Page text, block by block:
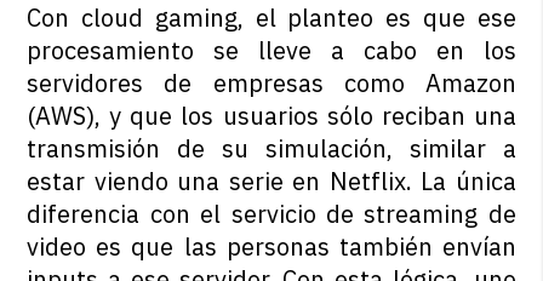
Con cloud gaming, el planteo es que ese
procesamiento se lleve a cabo en los
servidores de empresas como Amazon
(AWS), y que los usuarios sólo reciban una
transmisión de su simulación, similar a
estar viendo una serie en Netflix. La única
diferencia con el servicio de streaming de
video es que las personas también envían